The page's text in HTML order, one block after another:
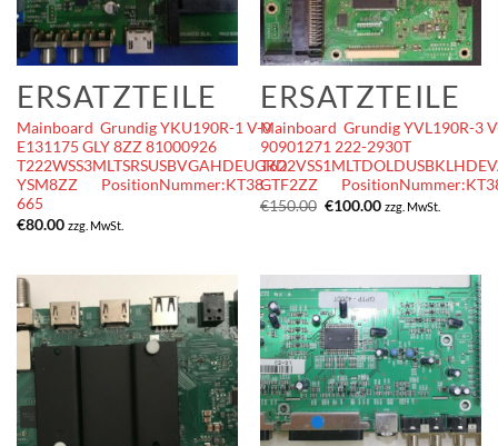
ERSATZTEILE
Mainboard Grundig YKU190R-1 V-0
E131175 GLY 8ZZ 81000926
T222WSS3MLTSRSUSBVGAHDEUGRD
YSM8ZZ PositionNummer:KT38-
665
€80.00 zzg. MwSt.
ERSATZTEILE
Mainboard Grundig YVL190R-3
90901271 222-2930T
GTF2ZZ
€150.00 Ursprünglicher
€100.00Aktueller
Preis
zzg. MwSt.